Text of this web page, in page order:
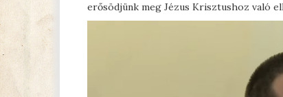
erősödjünk meg Jézus Krisztushoz való